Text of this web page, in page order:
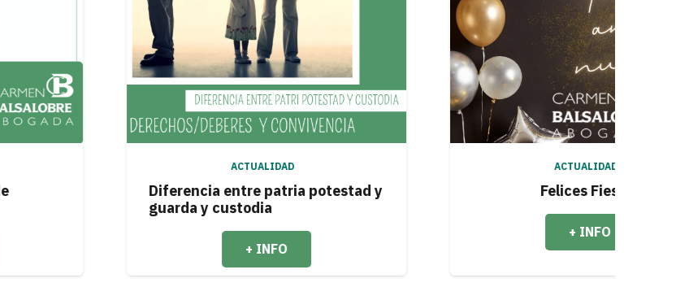
Diferencia entre patria potestad y
guarda y custodia